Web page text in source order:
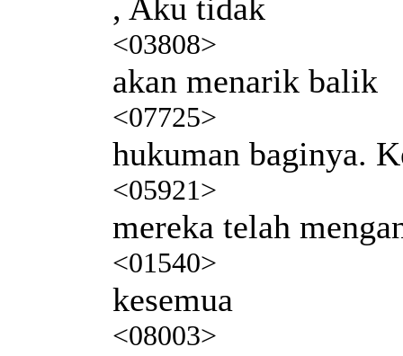
, Aku tidak
<03808>
akan menarik balik
<07725>
hukuman baginya.
<05921>
mereka telah
<01540>
kesemua
<08003>